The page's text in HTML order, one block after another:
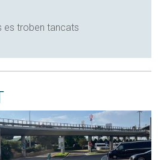
es troben tancats